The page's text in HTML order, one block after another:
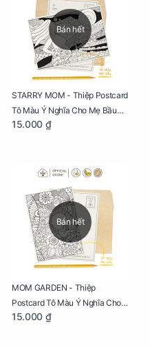
Bán hết
STARRY MOM - Thiệp Postcard
Tô Màu Ý Nghĩa Cho Mẹ Bầu
Sáng Tạo, Thư Giãn Và Hạnh
15.000 ₫
Bán hết
MOM GARDEN - Thiệp
Postcard Tô Màu Ý Nghĩa Cho
Mẹ Bầu Sáng Tạo, Thư Giãn Và
15.000 ₫